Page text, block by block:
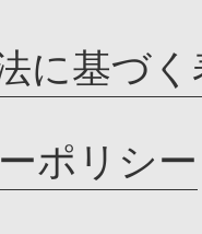
に基づく
ポリシー